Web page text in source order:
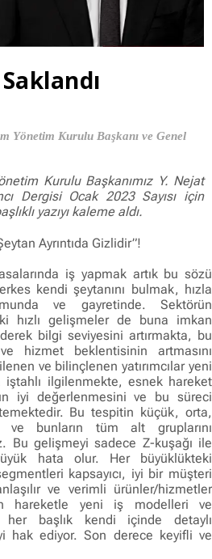
Yönetim Kurulu Başkanı ve Genel
Kurulu Başkanımız Y. Nejat
Dergisi Ocak 2023 Sayısı için
yazıyı kaleme aldı.
Ayrıntıda Gizlidir”!
iş yapmak artık bu sözü
kendi şeytanını bulmak, hızla
ve gayretinde. Sektörün
hızlı gelişmeler de buna imkan
bilgi seviyesini artırmakta, bu
hizmet beklentisinin artmasını
ve bilinçlenen yatırımcılar yeni
ilgilenmekte, esnek hareket
iyi değerlenmesini ve bu süreci
Bu tespitin küçük, orta,
ve bunların tüm alt gruplarını
Bu gelişmeyi sadece Z-kuşağı ile
hata olur. Her büyüklükteki
kapsayıcı, iyi bir müşteri
ve verimli ürünler/hizmetler
hareketle yeni iş modelleri ve
başlık kendi içinde detaylı
hak ediyor. Son derece keyifli ve